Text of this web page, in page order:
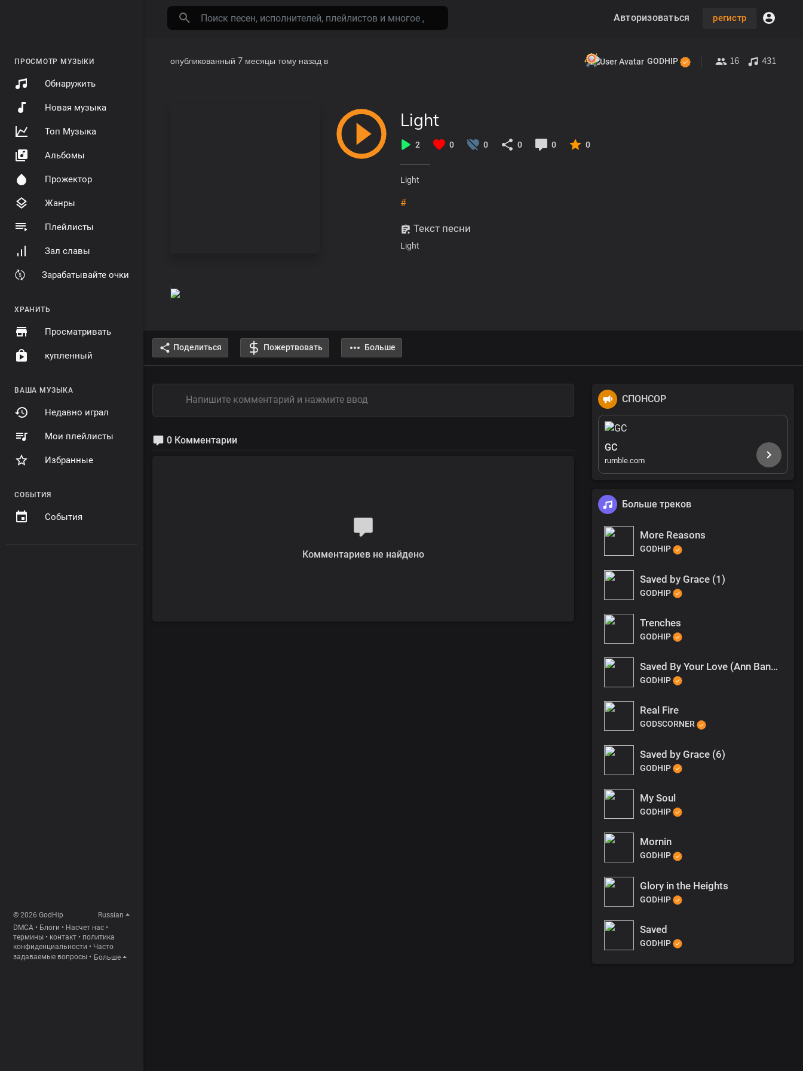
ПРОСМОТР МУЗЫКИ
Обнаружить
Новая музыка
Топ Музыка
Альбомы
Прожектор
Жанры
Плейлисты
Зал славы
Зарабатывайте очки
ХРАНИТЬ
Просматривать
купленный
ВАША МУЗЫКА
Недавно играл
Мои плейлисты
Избранные
СОБЫТИЯ
События
© 2026 GodHip
Russian
DMCA • Блоги • Насчет нас •
термины • контакт • политика
конфиденциальности • Часто
задаваемые вопросы • Больше
Авторизоваться регистр
опубликованный 7 месяцы тому назад в GODHIP 16 431
Light
2 0 0 0 0 0
Light
#
Текст песни
Light
Поделиться Пожертвовать Больше
0 Комментарии
Комментариев не найдено
СПОНСОР
GC
rumble.com
Больше треков
More Reasons
GODHIP
Saved by Grace (1)
GODHIP
Trenches
GODHIP
Saved By Your Love (Ann Banks)
GODHIP
Real Fire
GODSCORNER
Saved by Grace (6)
GODHIP
My Soul
GODHIP
Mornin
GODHIP
Glory in the Heights
GODHIP
Saved
GODHIP